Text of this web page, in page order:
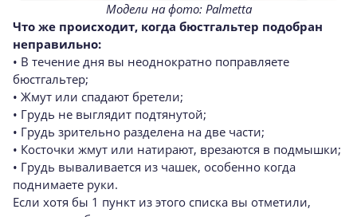
Модели на фото: Palmetta
Что же происходит, когда бюстгальтер подобран
неправильно:
• В течение дня вы неоднократно поправляете
бюстгальтер;
• Жмут или спадают бретели;
• Грудь не выглядит подтянутой;
• Грудь зрительно разделена на две части;
• Косточки жмут или натирают, врезаются в подмышки;
• Грудь вываливается из чашек, особенно когда
поднимаете руки.
Если хотя бы 1 пункт из этого списка вы отметили,